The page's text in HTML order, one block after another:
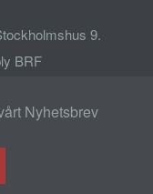
9.
BRF
Nyhetsbrev